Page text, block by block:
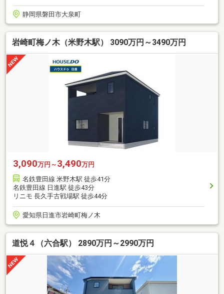
静岡県磐田市大泉町
岩崎町梅ノ木（米野木駅） 3090万円～3490万円
3,090万円～ 3,490万円
名鉄豊田線 米野木駅 徒歩41分
名鉄豊田線 日進駅 徒歩43分
リニモ 長久手古戦場駅 徒歩44分
愛知県日進市岩崎町梅ノ木
道悦４（六合駅） 2890万円～2990万円